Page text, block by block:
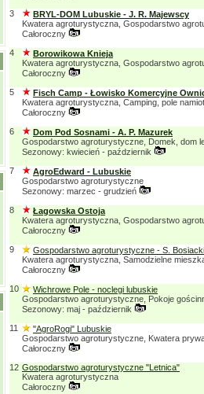
3
BRYL-DOM Lubuskie - J. R. Majewscy
Kwatera agroturystyczna, Gospodarstwo
Całoroczny
4
Borowikowa Knieja
Kwatera agroturystyczna, Gospodarstwo
Całoroczny
5
Fisch Camp - Łowisko Komercyjne
Kwatera agroturystyczna, Camping, pole
Całoroczny
6
Dom Pod Sosnami - A. P. Mazurek
Gospodarstwo agroturystyczne, Domek, dom
Sezonowy: kwiecień - październik
7
AgroEdward - Lubuskie
Gospodarstwo agroturystyczne
Sezonowy: marzec - grudzień
8
Łagowska Ostoja
Kwatera agroturystyczna, Gospodarstwo
Całoroczny
9
Gospodarstwo agroturystyczne - S. Bosiacki
Kwatera agroturystyczna, Samodzielne
Całoroczny
10
Wichrowe Pole - noclegi lubuskie
Gospodarstwo agroturystyczne, Pokoje
Sezonowy: maj - październik
11
"AgroRogi" Lubuskie
Gospodarstwo agroturystyczne, Kwatera
Całoroczny
12 Gospodarstwo agroturystyczne "Letnica"
Kwatera agroturystyczna
Całoroczny